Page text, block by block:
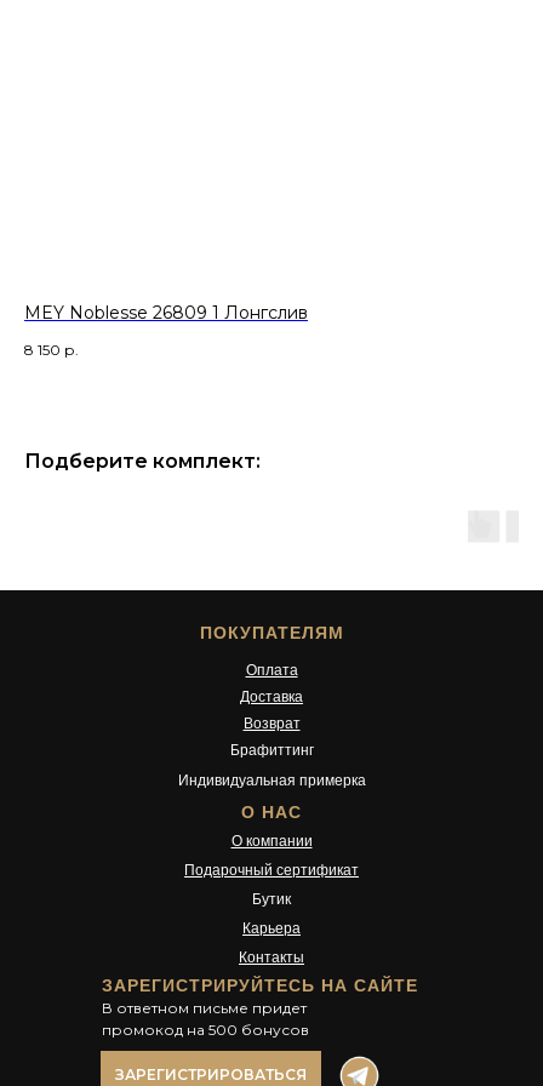
MEY Noblesse 26809 1 Лонгслив
8 150 р.
Подберите комплект:
ПОКУПАТЕЛЯМ
О НАС
ЗАРЕГИСТРИРУЙТЕСЬ НА САЙТЕ
В ответном письме придет
промокод на 500 бонусов
Оплата
Доставка
Брафиттинг
Индивидуальная примерка
Возврат
Подарочный сертификат
О компании
Бутик
Карьера
ЗАРЕГИСТРИРОВАТЬСЯ
Контакты